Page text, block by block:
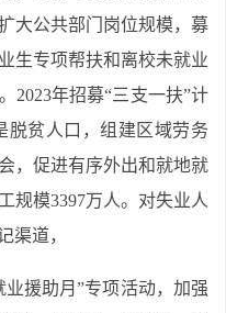
大公共部门岗位规模， 募
生专项帮扶和离校未就业
2023年招募“三支一扶”计
脱贫人口，组建区域劳务
， 促进有序外出和就地就
规模3397万人。 对失业人
渠道，
业援助月”专项活动，加强